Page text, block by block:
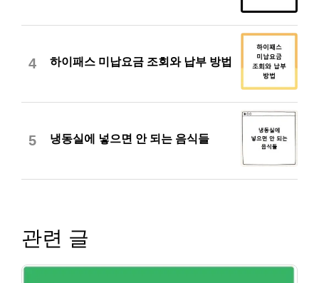
4 하이패스 미납요금 조회와 납부 방법
5 냉동실에 넣으면 안 되는 음식들
관련 글